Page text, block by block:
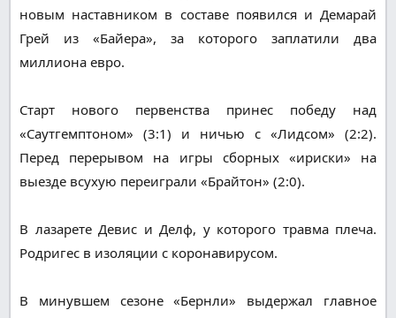
новым наставником в составе появился и Демарай
Грей из «Байера», за которого заплатили два
миллиона евро.
Старт нового первенства принес победу над
«Саутгемптоном» (3:1) и ничью с «Лидсом» (2:2).
Перед перерывом на игры сборных «ириски» на
выезде всухую переиграли «Брайтон» (2:0).
В лазарете Девис и Делф, у которого травма плеча.
Родригес в изоляции с коронавирусом.
В минувшем сезоне «Бернли» выдержал главное